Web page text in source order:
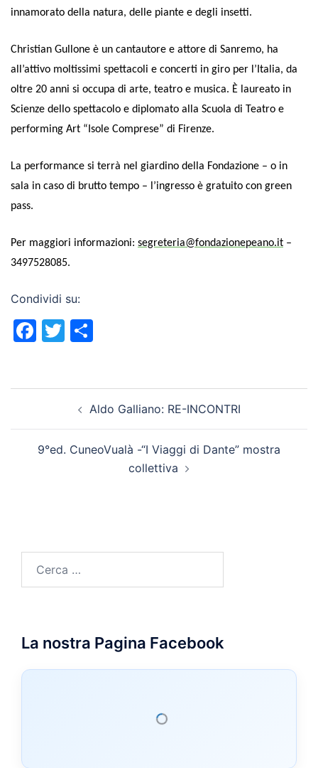
innamorato della natura, delle piante e degli insetti.
Christian Gullone è un cantautore e attore di Sanremo, ha
all’attivo moltissimi spettacoli e concerti in giro per l’Italia, da
oltre 20 anni si occupa di arte, teatro e musica. È laureato in
Scienze dello spettacolo e diplomato alla Scuola di Teatro e
performing Art “Isole Comprese” di Firenze.
La performance si terrà nel giardino della Fondazione – o in
sala in caso di brutto tempo – l’ingresso è gratuito con green
pass.
Per maggiori informazioni: segreteria@fondazionepeano.it –
3497528085.
Condividi su:
Facebook
Twitter
Aldo Galliano: RE-INCONTRI
9°ed. CuneoVualà -“I Viaggi di Dante” mostra
collettiva
La nostra Pagina Facebook